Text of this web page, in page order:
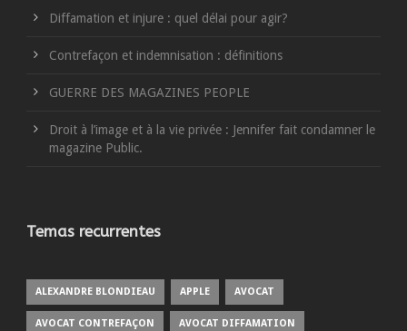
Diffamation et injure : quel délai pour agir?
Contrefaçon et indemnisation : définitions
GUERRE DES MAGAZINES PEOPLE
Droit à l’image et à la vie privée : Jennifer fait condamner le
magazine Public.
Temas recurrentes
ALEXANDRE BLONDIEAU APPLE AVOCAT
AVOCAT CONTREFAÇON AVOCAT DIFFAMATION